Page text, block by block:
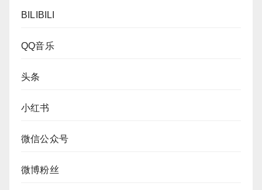
BILIBILI
QQ音乐
头条
小红书
微信公众号
微博粉丝